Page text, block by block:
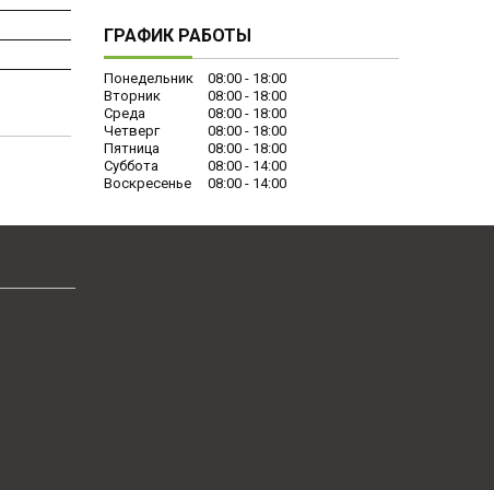
ГРАФИК РАБОТЫ
Понедельник 08:00
18:00
Вторник
08:00
18:00
Среда
08:00
18:00
Четверг
08:00
18:00
Пятница
08:00
18:00
Суббота
08:00
14:00
Воскресенье
08:00 14:00